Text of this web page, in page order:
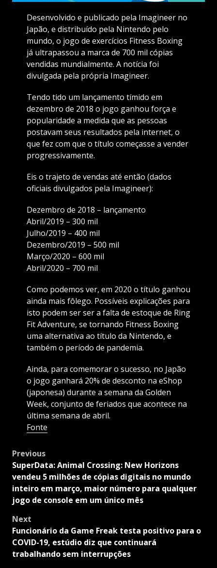
Desenvolvido e publicado pela Imagineer no
Japão, e distribuído pela Nintendo pelo
mundo, o jogo de exercícios Fitness Boxing
já ultrapassou a marca de 700 mil cópias
vendidas mundialmente. A notícia foi
divulgada pela própria Imagineer.
Tendo tido um lançamento tímido em
dezembro de 2018 o jogo ganhou força e
popularidade a medida que as pessoas
postavam seus resultados pela internet, o
que fez com que o título começasse a vender
progressivamente.
Eis o trajeto de vendas até então (dados
oficiais divulgados pela Imagineer):
Dezembro de 2018 – lançamento
Abril/2019 – 300 mil
Julho/2019 – 400 mil
Dezembro/2019 – 500 mil
Março/2020 – 600 mil
Abril/2020 – 700 mil
Como podemos ver, em 2020 o título ganhou
ainda mais fôlego. Possíveis explicações para
isto podem ser ser a falta de estoque de Ring
Fit Adventure, se tornando Fitness Boxing
uma alternativa ao título da Nintendo, e
também o período de pandemia.
Ainda, para comemorar o sucesso, no Japão
o jogo ganhará 20% de desconto na eShop
(japonesa) durante a semana da Golden
Week, conjunto de feriados que acontece na
última semana de abril.
Fonte
Post
navigation
Previous
SuperData: Animal Crossing: New Horizons
vendeu 5 milhões de cópias digitais no mundo
inteiro em março, maior número para qualquer
jogo de console em um único mês
Next
Funcionário da Game Freak testa positivo para o
COVID-19, estúdio diz que continuará
trabalhando sem interrupções